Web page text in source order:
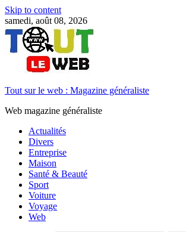
Skip to content
samedi, août 08, 2026
Tout sur le web : Magazine généraliste
Web magazine généraliste
Actualités
Divers
Entreprise
Maison
Santé & Beauté
Sport
Voiture
Voyage
Web